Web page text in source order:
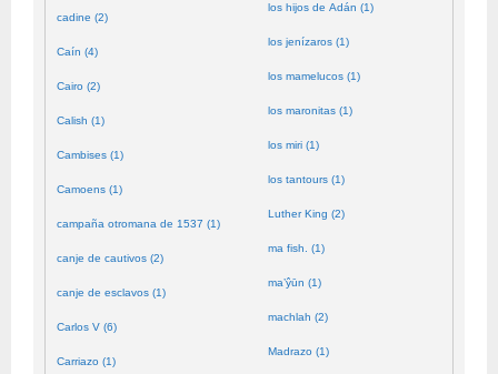
cadine (2)
Caín (4)
Cairo (2)
Calish (1)
Cambises (1)
Camoens (1)
campaña otromana de 1537 (1)
canje de cautivos (2)
canje de esclavos (1)
Carlos V (6)
Carriazo (1)
los hijos de Adán (1)
los jenízaros (1)
los mamelucos (1)
los maronitas (1)
los miri (1)
los tantours (1)
Luther King (2)
ma fish. (1)
ma’ŷūn (1)
machlah (2)
Madrazo (1)